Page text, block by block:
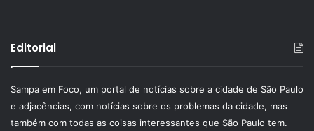
Editorial
Sampa em Foco, um portal de notícias sobre a cidade de São Paulo
e adjacências, com notícias sobre os problemas da cidade, mas
também com todas as coisas interessantes que São Paulo tem.